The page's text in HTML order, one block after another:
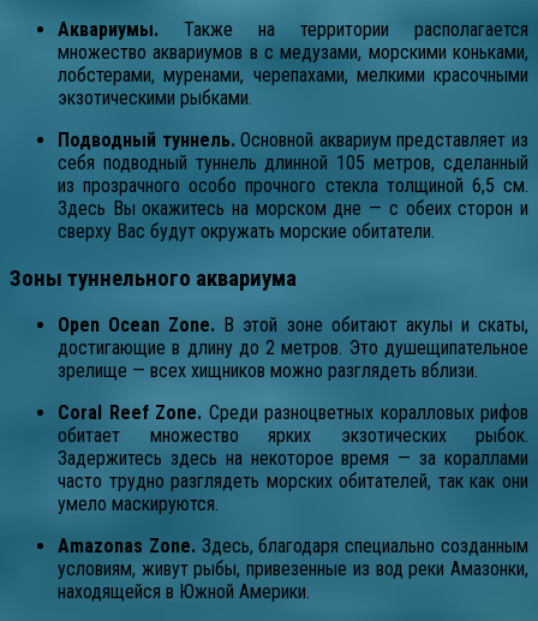
Аквариумы. Также на территории располагается
множество аквариумов в с медузами, морскими коньками,
лобстерами, муренами, черепахами, мелкими красочными
экзотическими рыбками.
Подводный туннель.Основной аквариум представляет из
себя подводный туннель длинной 105 метров, сделанный
из прозрачного особо прочного стекла толщиной 6,5 см.
Здесь Вы окажитесь на морском дне — с обеих сторон и
сверху Вас будут окружать морские обитатели.
Зоны туннельного аквариума
Open Ocean Zone. В этой зоне обитают акулы и скаты,
достигающие в длину до 2 метров. Это душещипательное
зрелище — всех хищников можно разглядеть вблизи.
Coral Reef Zone. Среди разноцветных коралловых рифов
обитает множество ярких экзотических рыбок.
Задержитесь здесь на некоторое время — за кораллами
часто трудно разглядеть морских обитателей, так как они
умело маскируются.
Amazonas Zone. Здесь, благодаря специально созданным
условиям, живут рыбы, привезенные из вод реки Амазонки,
находящейся в Южной Америки.